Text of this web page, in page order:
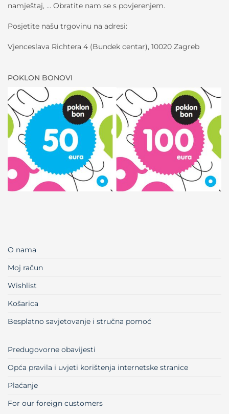
namještaj, … Obratite nam se s povjerenjem.
Posjetite našu trgovinu na adresi:
Vjenceslava Richtera 4 (Bundek centar), 10020 Zagreb
POKLON BONOVI
O nama
Moj račun
Wishlist
Košarica
Besplatno savjetovanje i stručna pomoć
Predugovorne obavijesti
Opća pravila i uvjeti korištenja internetske stranice
Plaćanje
For our foreign customers